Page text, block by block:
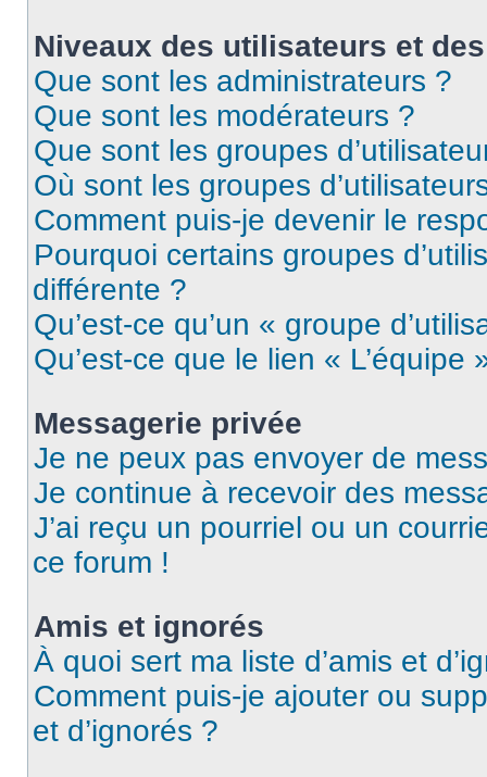
Niveaux des utilisateurs et
Que sont les administrateurs ?
Que sont les modérateurs ?
Que sont les groupes
Où sont les groupes
Comment puis-je devenir le
Pourquoi certains groupes
différente ?
Qu’est-ce qu’un « groupe
Qu’est-ce que le lien « L’équipe
Messagerie privée
Je ne peux pas envoyer de
Je continue à recevoir des
J’ai reçu un pourriel ou un
ce forum !
Amis et ignorés
À quoi sert ma liste d’amis et
Comment puis-je ajouter ou
et d’ignorés ?